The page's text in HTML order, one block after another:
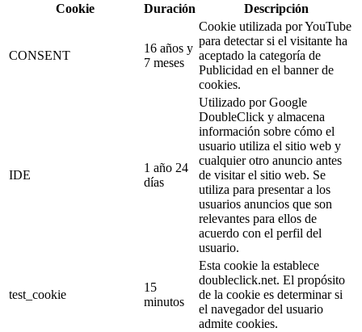
Cookie
Duración Descripción
CONSENT
16 años y
7 meses
Cookie utilizada por YouTube
para detectar si el visitante ha
aceptado la categoría de
Publicidad en el banner de
cookies.
IDE
1 año 24
días
Utilizado por Google
DoubleClick y almacena
información sobre cómo el
usuario utiliza el sitio web y
cualquier otro anuncio antes
de visitar el sitio web. Se
utiliza para presentar a los
usuarios anuncios que son
relevantes para ellos de
acuerdo con el perfil del
usuario.
test_cookie
15
minutos
Esta cookie la establece
doubleclick.net. El propósito
de la cookie es determinar si
el navegador del usuario
admite cookies.